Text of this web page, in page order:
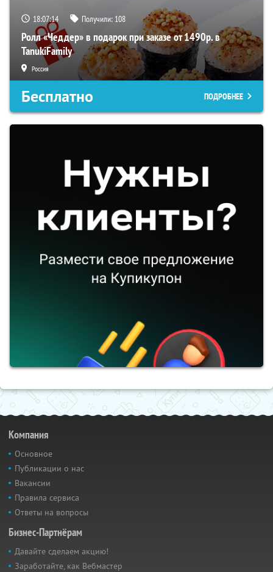
18:07:13 Получили: 108
Ролл «Чеддер» в подарок при заказе от 1490р. в
TanukiFamily
Россия
Бесплатно ПОДРОБНЕЕ
Компания
Основное
Публикации о нас
Вакансии
Правила сервиса
Ответы на вопросы
Бизнес-Партнёрам
Давайте сделаем акцию!
Заработайте, как Вебмастер